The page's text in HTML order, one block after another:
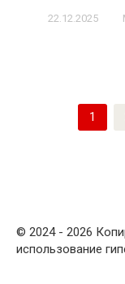
22.12.2025
1
© 2024 - 2026
использование